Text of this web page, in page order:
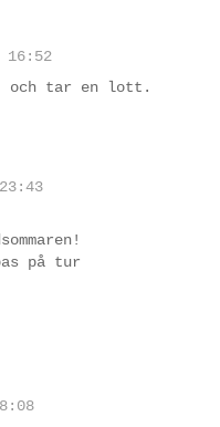
och tar en lott.
på tur